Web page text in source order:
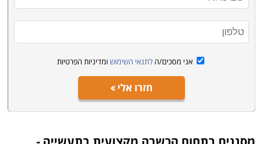
אני מסכים/ה לתנאי השימוש ומדיניות הפרטיות
חזרו אלי